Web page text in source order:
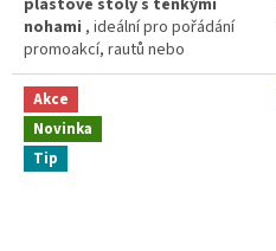
nohami , ideální pro pořádání
promoakcí, rautů nebo
firemních večírků.
Akce
Novinka
Tip